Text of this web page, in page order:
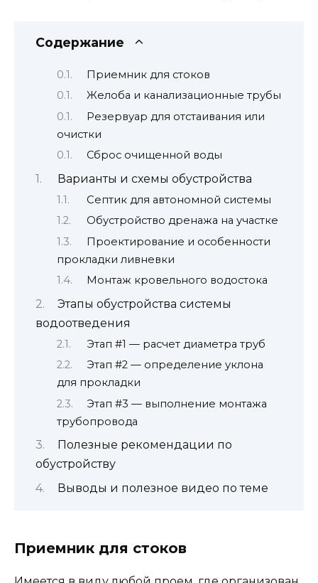
Содержание
Приемник для стоков
Желоба и канализационные трубы
Резервуар для отстаивания или
очистки
Сброс очищенной воды
Варианты и схемы обустройства
Септик для автономной системы
Обустройство дренажа на участке
Проектирование и особенности
прокладки ливневки
Монтаж кровельного водостока
Этапы обустройства системы
водоотведения
Этап #1 — расчет диаметра труб
Этап #2 — определение уклона
для прокладки
Этап #3 — выполнение монтажа
трубопровода
Полезные рекомендации по
обустройству
Выводы и полезное видео по теме
Приемник для стоков